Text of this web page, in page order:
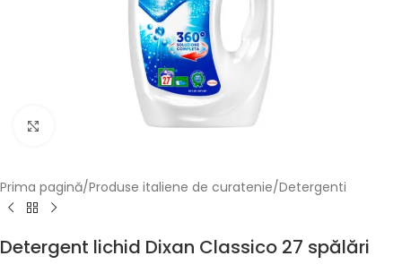
Faceți click pentru a mări
Prima pagină/Produse italiene de curatenie/Detergenti
Detergent lichid Dixan Classico 27 spălări